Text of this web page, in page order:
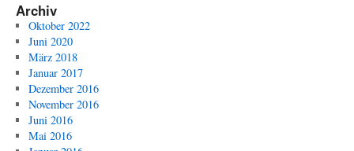
Archiv
Oktober 2022
Juni 2020
März 2018
Januar 2017
Dezember 2016
November 2016
Juni 2016
Mai 2016